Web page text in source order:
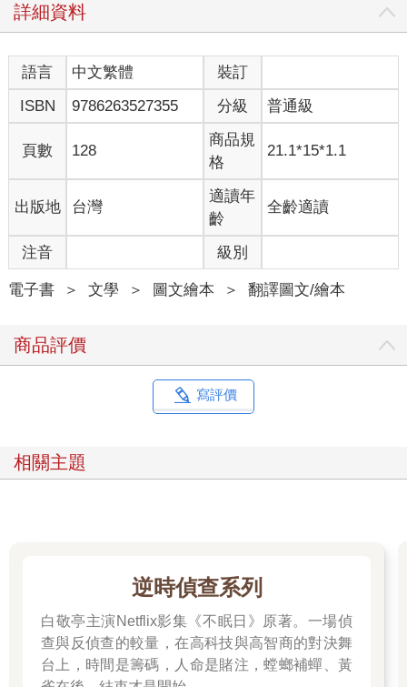
詳細資料
語言 中文繁體
裝訂
ISBN
9786263527355 分級 普通級
頁數 128
商品規
格
21.1*15*1.1
出版地 台灣
適讀年
齡
全齡適讀
注音 級別
電子書 ＞ 文學 ＞ 圖文繪本 ＞ 翻譯圖文/繪本
商品評價
寫評價
相關主題
逆時偵查系列
白敬亭主演Netflix影集《不眠日》原著。一場偵
查與反偵查的較量，在高科技與高智商的對決舞
台上，時間是籌碼，人命是賭注，螳螂補蟬、黃